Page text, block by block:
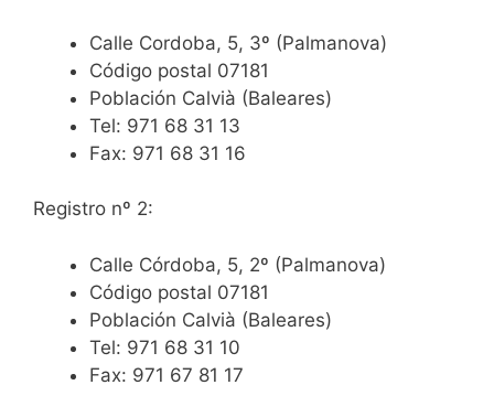
Calle Cordoba, 5, 3º (Palmanova)
Código postal 07181
Población Calvià (Baleares)
Tel: 971 68 31 13
Fax: 971 68 31 16
Registro nº 2:
Calle Córdoba, 5, 2º (Palmanova)
Código postal 07181
Población Calvià (Baleares)
Tel: 971 68 31 10
Fax: 971 67 81 17